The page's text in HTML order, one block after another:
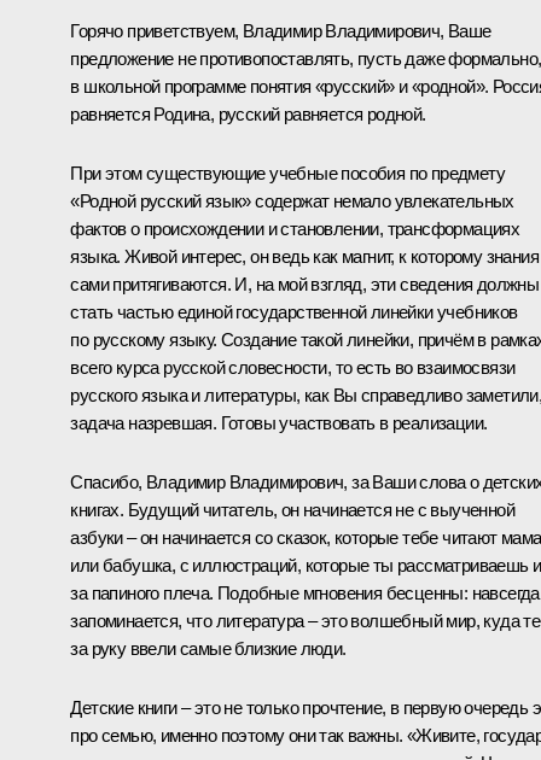
Горячо приветствуем, Владимир Владимирович, Ваше
предложение не противопоставлять, пусть даже формально,
в школьной программе понятия «русский» и «родной».
равняется Родина, русский равняется родной.
При этом существующие учебные пособия по предмету
«Родной русский язык» содержат немало увлекательных
фактов о происхождении и становлении, трансформациях
языка. Живой интерес, он ведь как магнит, к которому знания
сами притягиваются. И, на мой взгляд, эти сведения должны
стать частью единой государственной линейки учебников
по русскому языку. Создание такой линейки, причём в
всего курса русской словесности, то есть во взаимосвязи
русского языка и литературы, как Вы справедливо
задача назревшая. Готовы участвовать в реализации.
Спасибо, Владимир Владимирович, за Ваши слова о
книгах. Будущий читатель, он начинается не с выученной
азбуки – он начинается со сказок, которые тебе читают мама
или бабушка, с иллюстраций, которые ты рассматриваешь
за папиного плеча. Подобные мгновения бесценны: навсегда
запоминается, что литература – это волшебный мир, куда
за руку ввели самые близкие люди.
Детские книги – это не только прочтение, в первую очередь
про семью, именно поэтому они так важны. «Живите,